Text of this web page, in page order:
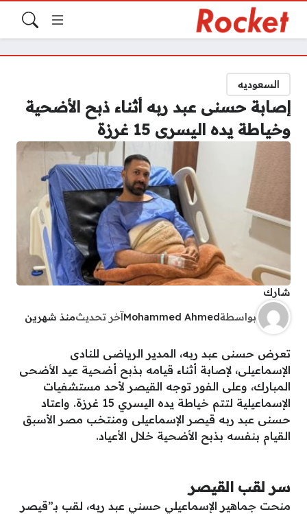
السعوديه
إصابة حسنى عبد ربه أثناء ذبح الأضحية
وخياطة يده اليسرى 15 غرزة
شارك
بواسطةMohammed Ahmedآخر تحديثمنذ شهرين
تعرض حسنى عبد ربه، المدير الرياضى للنادى
الإسماعيلى، لإصابة أثناء قيامه بذبح أضحية عيد الأضحى
المبارك، وعلى الفور توجه القيصر لأحد مستشفيات
الإسماعيلية لتتم خياطة يده اليسري 15 غرزة. واعتاد
حسنى عبد ربه قيصر الإسماعيلى ومنتخب مصر الأسبق
القيام بنفسه بذبح الأضحية خلال الأعياد.
سر لقب القيصر
منحت جماهير الإسماعيلي حسني عبد ربه، لقب بـ”قيصر